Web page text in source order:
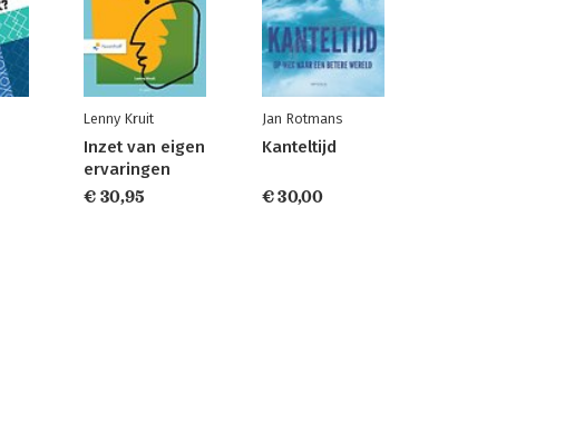
Lenny Kruit
Inzet van eigen
ervaringen
€ 30,95
Jan Rotmans
Kanteltijd
€ 30,00